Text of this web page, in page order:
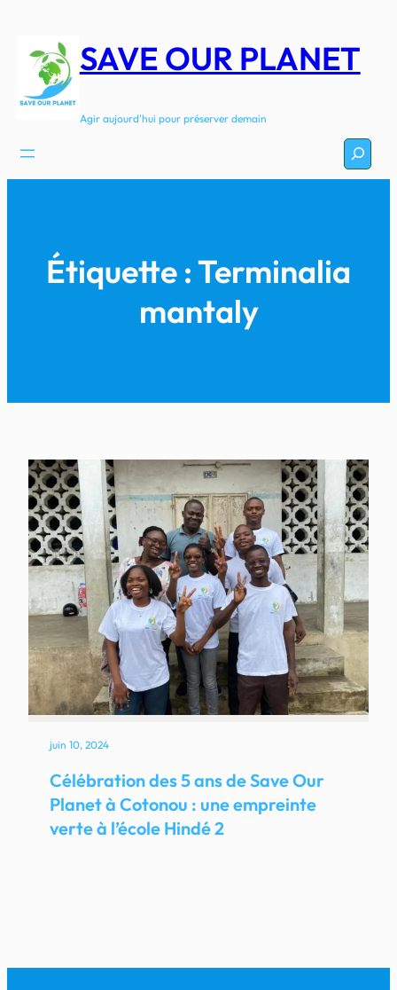
contenu
SAVE OUR PLANET
Agir aujourd'hui pour préserver demain
Étiquette :Terminalia
mantaly
juin 10, 2024
Célébration des 5 ans de Save Our
Planet à Cotonou : une empreinte
verte à l’école Hindé 2